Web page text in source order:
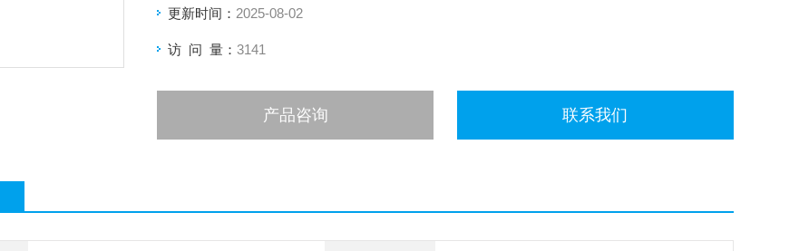
更新时间： 2025-08-02
访 问 量： 3141
产品咨询 联系我们